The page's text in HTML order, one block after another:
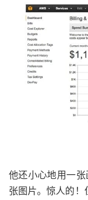
他还小心地用一张
张图片。惊人的